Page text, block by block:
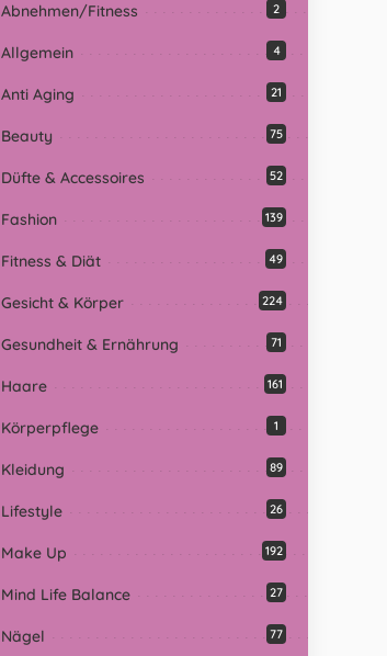
Abnehmen/Fitness 2
Allgemein 4
Anti Aging 21
Beauty 75
Düfte & Accessoires 52
Fashion 139
Fitness & Diät 49
Gesicht & Körper 224
Gesundheit & Ernährung 71
Haare 161
Körperpflege 1
Kleidung 89
Lifestyle 26
Make Up 192
Mind Life Balance 27
Nägel 77